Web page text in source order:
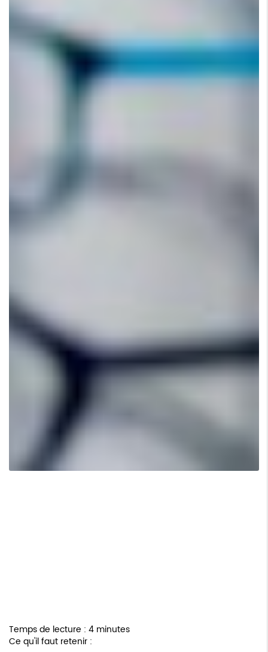
Temps de lecture : 4 minutes
Ce qu'il faut retenir :